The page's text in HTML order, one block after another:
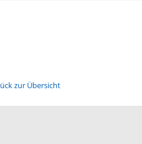
zur Übersicht